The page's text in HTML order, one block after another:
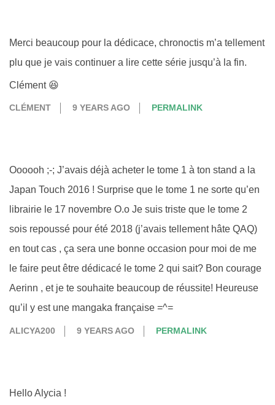
Merci beaucoup pour la dédicace, chronoctis m’a tellement
plu que je vais continuer a lire cette série jusqu’à la fin.
Clément 😆
CLÉMENT 9 YEARS AGO PERMALINK
Oooooh ;-; J’avais déjà acheter le tome 1 à ton stand a la
Japan Touch 2016 ! Surprise que le tome 1 ne sorte qu’en
librairie le 17 novembre O.o Je suis triste que le tome 2
sois repoussé pour été 2018 (j’avais tellement hâte QAQ)
en tout cas , ça sera une bonne occasion pour moi de me
le faire peut être dédicacé le tome 2 qui sait? Bon courage
Aerinn , et je te souhaite beaucoup de réussite! Heureuse
qu’il y est une mangaka française =^=
ALICYA200 9 YEARS AGO PERMALINK
Hello Alycia !